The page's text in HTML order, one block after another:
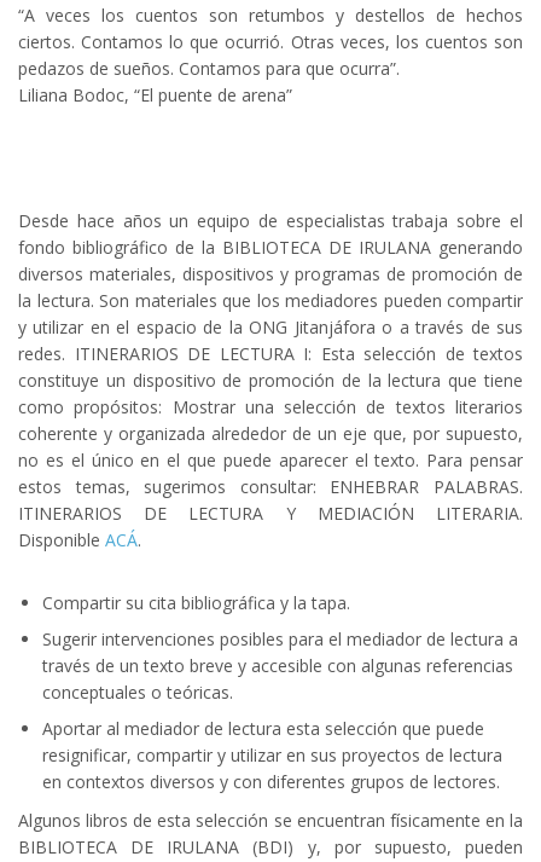
“A veces los cuentos son retumbos y destellos de hechos
ciertos. Contamos lo que ocurrió. Otras veces, los cuentos son
pedazos de sueños. Contamos para que ocurra”.
Liliana Bodoc, “El puente de arena”
Desde hace años un equipo de especialistas trabaja sobre el
fondo bibliográfico de la BIBLIOTECA DE IRULANA generando
diversos materiales, dispositivos y programas de promoción de
la lectura. Son materiales que los mediadores pueden compartir
y utilizar en el espacio de la ONG Jitanjáfora o a través de sus
redes. ITINERARIOS DE LECTURA I: Esta selección de textos
constituye un dispositivo de promoción de la lectura que tiene
como propósitos: Mostrar una selección de textos literarios
coherente y organizada alrededor de un eje que, por supuesto,
no es el único en el que puede aparecer el texto. Para pensar
estos temas, sugerimos consultar: ENHEBRAR PALABRAS.
ITINERARIOS DE LECTURA Y MEDIACIÓN LITERARIA.
Disponible ACÁ.
Compartir su cita bibliográfica y la tapa.
Sugerir intervenciones posibles para el mediador de lectura a
través de un texto breve y accesible con algunas referencias
conceptuales o teóricas.
Aportar al mediador de lectura esta selección que puede
resignificar, compartir y utilizar en sus proyectos de lectura
en contextos diversos y con diferentes grupos de lectores.
Algunos libros de esta selección se encuentran físicamente en la
BIBLIOTECA DE IRULANA (BDI) y, por supuesto, pueden